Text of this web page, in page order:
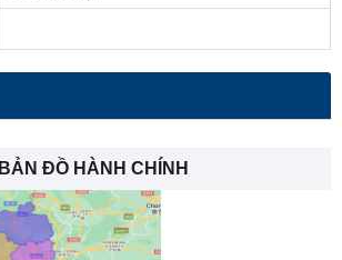
BẢN ĐỒ HÀNH CHÍNH